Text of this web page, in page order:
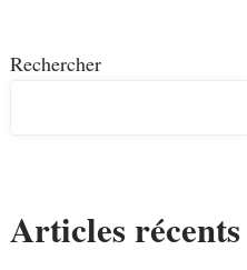
Rechercher
Articles récents